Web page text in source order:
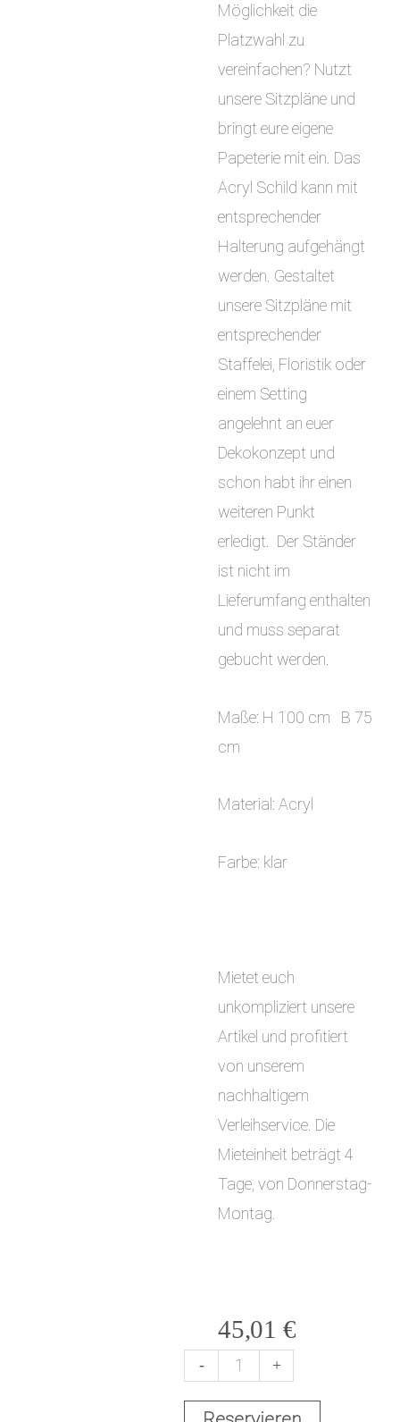
Möglichkeit die
Platzwahl zu
vereinfachen? Nutzt
unsere Sitzpläne und
bringt eure eigene
Papeterie mit ein. Das
Acryl Schild kann mit
entsprechender
Halterung aufgehängt
werden. Gestaltet
unsere Sitzpläne mit
entsprechender
Staffelei, Floristik oder
einem Setting
angelehnt an euer
Dekokonzept und
schon habt ihr einen
weiteren Punkt
erledigt. Der Ständer
ist nicht im
Lieferumfang enthalten
und muss separat
gebucht werden.
Maße: H 100 cm B 75
cm
Material: Acryl
Farbe: klar
Mietet euch
unkompliziert unsere
Artikel und profitiert
von unserem
nachhaltigem
Verleihservice. Die
Mieteinheit beträgt 4
Tage, von Donnerstag-
Montag.
45,01 €
-
S +